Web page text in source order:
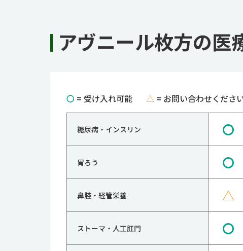
アヴニール枚方の医
〇 = 受け入れ可能 △= お問い合わせくださ
糖尿病・インスリン 〇
胃ろう 〇
鼻腔・経管栄養 △
ストーマ・人工肛門 〇